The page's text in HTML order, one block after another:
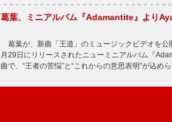
葛葉、ミニアルバム『Adamantite』より
葛葉が、新曲「王道」のミュージックビデオを
月29日にリリースされたニューミニアルバム『
曲で、“王者の苦悩”と“これからの意思表明”が込め